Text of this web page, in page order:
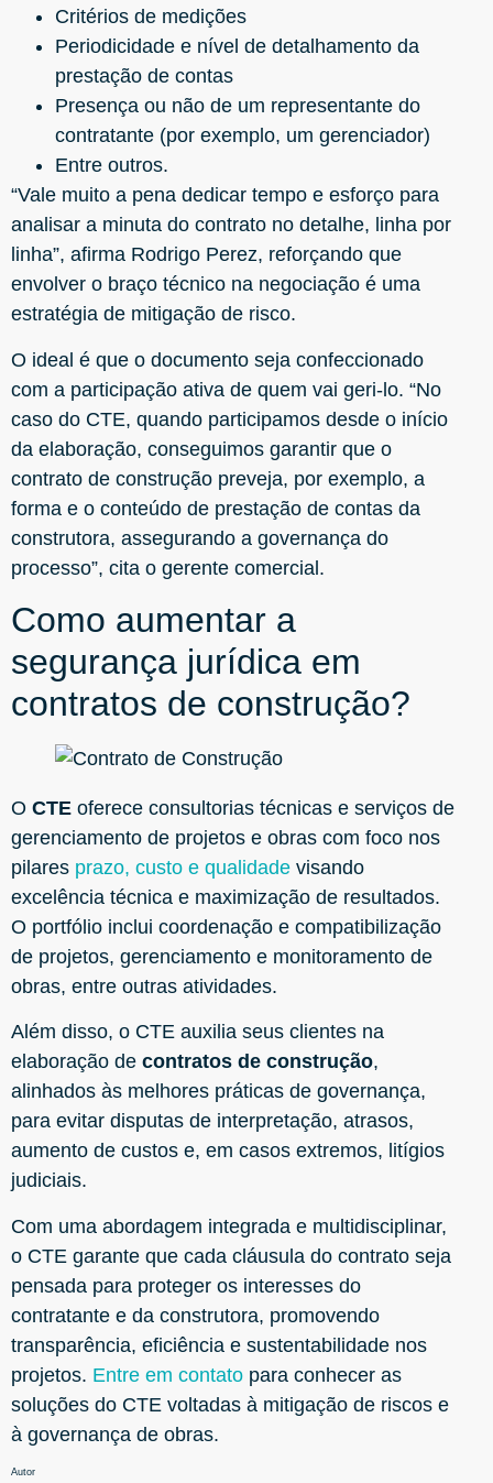
Critérios de medições
Periodicidade e nível de detalhamento da
prestação de contas
Presença ou não de um representante do
contratante (por exemplo, um gerenciador)
Entre outros.
“Vale muito a pena dedicar tempo e esforço para
analisar a minuta do contrato no detalhe, linha por
linha”, afirma Rodrigo Perez, reforçando que
envolver o braço técnico na negociação é uma
estratégia de mitigação de risco.
O ideal é que o documento seja confeccionado
com a participação ativa de quem vai geri-lo. “No
caso do CTE, quando participamos desde o início
da elaboração, conseguimos garantir que o
contrato de construção preveja, por exemplo, a
forma e o conteúdo de prestação de contas da
construtora, assegurando a governança do
processo”, cita o gerente comercial.
Como aumentar a
segurança jurídica em
contratos de construção?
O CTE oferece consultorias técnicas e serviços de
gerenciamento de projetos e obras com foco nos
pilares prazo, custo e qualidade visando
excelência técnica e maximização de resultados.
O portfólio inclui coordenação e compatibilização
de projetos, gerenciamento e monitoramento de
obras, entre outras atividades.
Além disso, o CTE auxilia seus clientes na
elaboração de contratos de construção,
alinhados às melhores práticas de governança,
para evitar disputas de interpretação, atrasos,
aumento de custos e, em casos extremos, litígios
judiciais.
Com uma abordagem integrada e multidisciplinar,
o CTE garante que cada cláusula do contrato seja
pensada para proteger os interesses do
contratante e da construtora, promovendo
transparência, eficiência e sustentabilidade nos
projetos. Entre em contato para conhecer as
soluções do CTE voltadas à mitigação de riscos e
à governança de obras.
Autor